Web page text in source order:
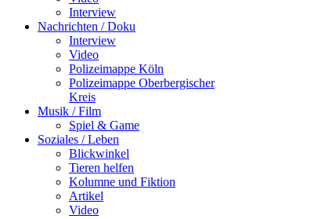
Interview
Nachrichten / Doku
Interview
Video
Polizeimappe Köln
Polizeimappe Oberbergischer
Kreis
Musik / Film
Spiel & Game
Soziales / Leben
Blickwinkel
Tieren helfen
Kolumne und Fiktion
Artikel
Video